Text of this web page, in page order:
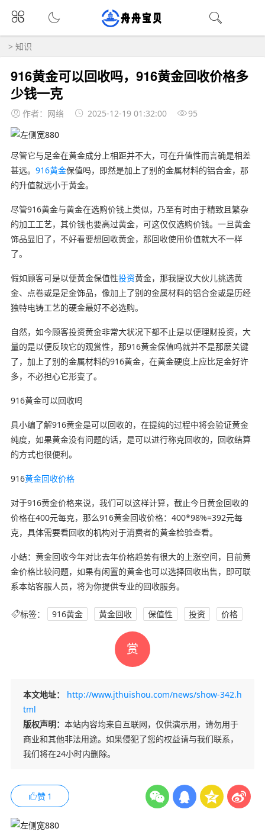
> 知识
916黄金可以回收吗，916黄金回收价格多
少钱一克
作者：网络 2025-12-19 01:32:00 95
尽管它与足金在黄金成分上相距并不大，可在升值性而言确是相差
甚远。 916黄金保值吗，即然是加上了别的金属材料的铝合金，那
的升值就远小于黄金。
尽管916黄金与黄金在选购价钱上类似，乃至有时由于精致且繁杂
的加工工艺，其价钱也要高过黄金，可这仅仅选购价钱。一旦黄金
饰品显旧了，不好看要想回收黄金，那回收使用价值就大不一样
了。
假如顾客可是以便黄金保值性投资黄金，那我提议大伙儿挑选黄
金、点卷或是足金饰品，像加上了别的金属材料的铝合金或是历经
独特电铸工艺的硬金最好不必选购。
自然，如今顾客投资黄金非常大状况下都不止是以便理财投资，大
量的是以便反映它的观赏性，那916黄金保值吗就并不是那麽关键
了，加上了别的金属材料的916黄金，在黄金硬度上应比足金好许
多，不必担心它形变了。
916黄金可以回收吗
具小编了解916黄金是可以回收的，在提纯的过程中将会验证黄金
纯度，如果黄金没有问题的话，是可以进行称克回收的，回收结算
的方式也很便利。
916黄金回收价格
对于916黄金价格来说，我们可以这样计算，截止今日黄金回收的
价格在400元每克，那么916黄金回收价格：400*98%=392元每
克，具体需要看回收的机构对于消费者的黄金检验查看。
小结：黄金回收今年对比去年价格趋势有很大的上涨空间，目前黄
金价格比较问题，如果有闲置的黄金也可以选择回收出售，即可联
系本站客服人员，将为你提供专业的回收服务。
标签： 916黄金 黄金回收 保值性 投资 价格
赏
本文地址：
http://www.jthuishou.com/news/show-342.h
tml
版权声明： 本站内容均来自互联网，仅供演示用，请勿用于
商业和其他非法用途。如果侵犯了您的权益请与我们联系，
我们将在24小时内删除。
赞 1